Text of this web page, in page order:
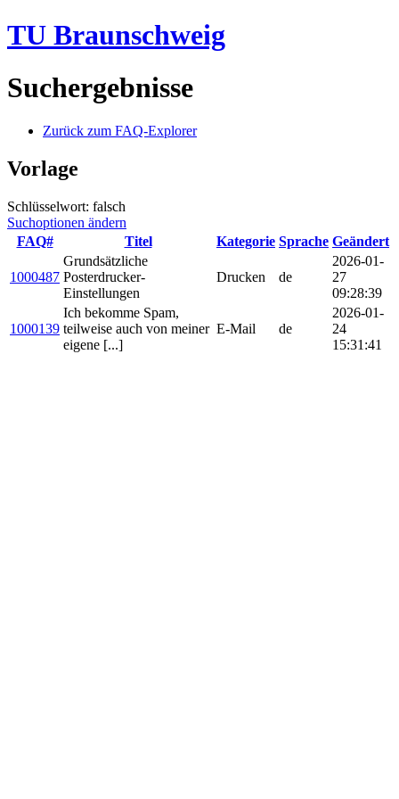
TU Braunschweig
Suchergebnisse
Zurück zum FAQ-Explorer
Vorlage
Schlüsselwort: falsch
Suchoptionen ändern
FAQ#
Titel Kategorie Sprache Geändert
1000487
Grundsätzliche
Posterdrucker-
Einstellungen
Drucken de
2026-01-
27
09:28:39
1000139
Ich bekomme Spam,
teilweise auch von meiner
eigene [...]
E-Mail de
2026-01-
24
15:31:41